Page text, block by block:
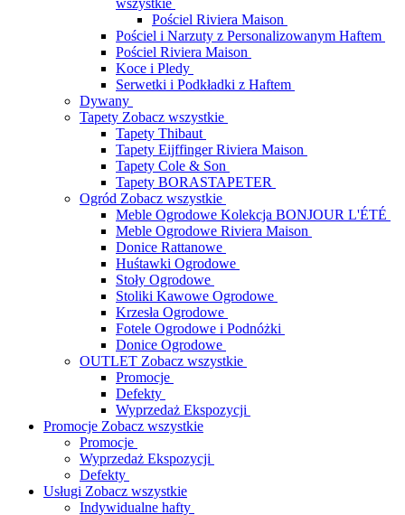
wszystkie
Pościel Riviera Maison
Pościel i Narzuty z Personalizowanym Haftem
Pościel Riviera Maison
Koce i Pledy
Serwetki i Podkładki z Haftem
Dywany
Tapety Zobacz wszystkie
Tapety Thibaut
Tapety Eijffinger Riviera Maison
Tapety Cole & Son
Tapety BORASTAPETER
Ogród Zobacz wszystkie
Meble Ogrodowe Kolekcja BONJOUR L'ÉTÉ
Meble Ogrodowe Riviera Maison
Donice Rattanowe
Huśtawki Ogrodowe
Stoły Ogrodowe
Stoliki Kawowe Ogrodowe
Krzesła Ogrodowe
Fotele Ogrodowe i Podnóżki
Donice Ogrodowe
OUTLET Zobacz wszystkie
Promocje
Defekty
Wyprzedaż Ekspozycji
Promocje Zobacz wszystkie
Promocje
Wyprzedaż Ekspozycji
Defekty
Usługi Zobacz wszystkie
Indywidualne hafty